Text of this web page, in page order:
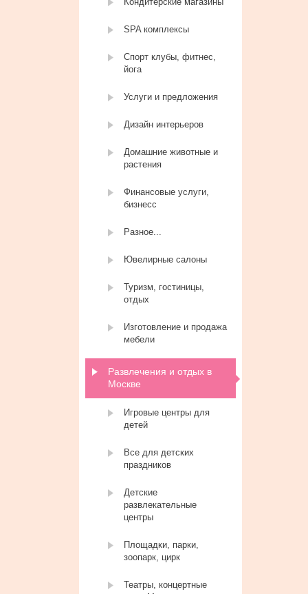
SPA комплексы
Спорт клубы, фитнес,
йога
Услуги и предложения
Дизайн интерьеров
Домашние животные и
растения
Финансовые услуги,
бизнесс
Разное...
Ювелирные салоны
Туризм, гостиницы,
отдых
Изготовление и продажа
мебели
Развлечения и отдых в
Москве
Игровые центры для
детей
Все для детских
праздников
Детские
развлекательные
центры
Площадки, парки,
зоопарк, цирк
Театры, концертные